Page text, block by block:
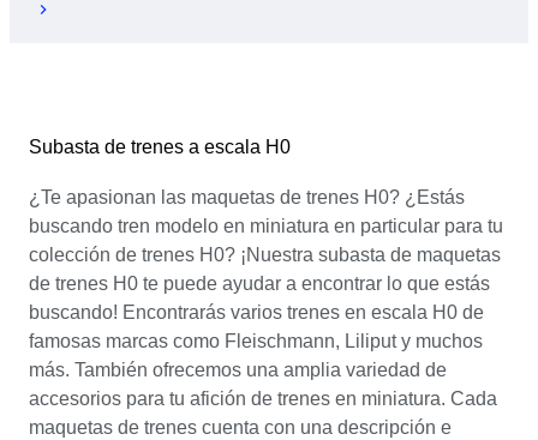
Subasta de trenes a escala H0
¿Te apasionan las maquetas de trenes H0? ¿Estás
buscando tren modelo en miniatura en particular para tu
colección de trenes H0? ¡Nuestra subasta de maquetas
de trenes H0 te puede ayudar a encontrar lo que estás
buscando! Encontrarás varios trenes en escala H0 de
famosas marcas como Fleischmann, Liliput y muchos
más. También ofrecemos una amplia variedad de
accesorios para tu afición de trenes en miniatura. Cada
maquetas de trenes cuenta con una descripción e